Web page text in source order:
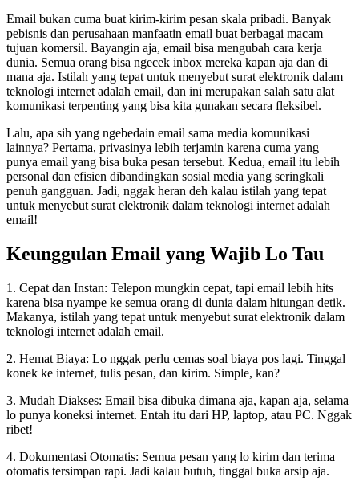
Email bukan cuma buat kirim-kirim pesan skala pribadi. Banyak
pebisnis dan perusahaan manfaatin email buat berbagai macam
tujuan komersil. Bayangin aja, email bisa mengubah cara kerja
dunia. Semua orang bisa ngecek inbox mereka kapan aja dan di
mana aja. Istilah yang tepat untuk menyebut surat elektronik dalam
teknologi internet adalah email, dan ini merupakan salah satu alat
komunikasi terpenting yang bisa kita gunakan secara fleksibel.
Lalu, apa sih yang ngebedain email sama media komunikasi
lainnya? Pertama, privasinya lebih terjamin karena cuma yang
punya email yang bisa buka pesan tersebut. Kedua, email itu lebih
personal dan efisien dibandingkan sosial media yang seringkali
penuh gangguan. Jadi, nggak heran deh kalau istilah yang tepat
untuk menyebut surat elektronik dalam teknologi internet adalah
email!
Keunggulan Email yang Wajib Lo Tau
1. Cepat dan Instan: Telepon mungkin cepat, tapi email lebih hits
karena bisa nyampe ke semua orang di dunia dalam hitungan detik.
Makanya, istilah yang tepat untuk menyebut surat elektronik dalam
teknologi internet adalah email.
2. Hemat Biaya: Lo nggak perlu cemas soal biaya pos lagi. Tinggal
konek ke internet, tulis pesan, dan kirim. Simple, kan?
3. Mudah Diakses: Email bisa dibuka dimana aja, kapan aja, selama
lo punya koneksi internet. Entah itu dari HP, laptop, atau PC. Nggak
ribet!
4. Dokumentasi Otomatis: Semua pesan yang lo kirim dan terima
otomatis tersimpan rapi. Jadi kalau butuh, tinggal buka arsip aja.